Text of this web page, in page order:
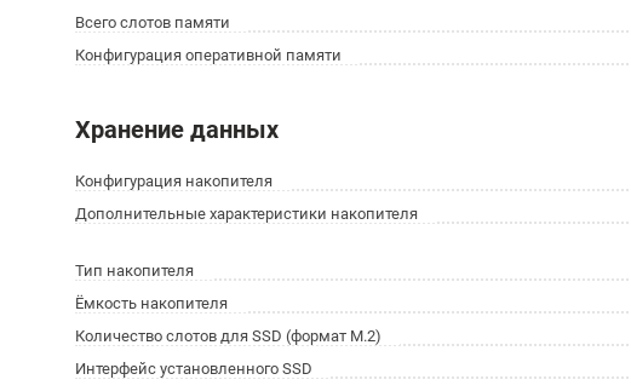
Всего слотов памяти
Конфигурация оперативной памяти
Хранение данных
Конфигурация накопителя
Дополнительные характеристики накопителя
Тип накопителя
Ёмкость накопителя
Количество слотов для SSD (формат M.2)
Интерфейс установленного SSD